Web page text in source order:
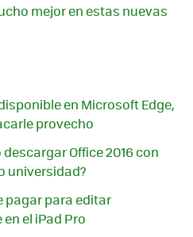
mejor en estas nuevas
en Microsoft Edge,
provecho
Office 2016 con
universidad?
pagar para editar
el iPad Pro